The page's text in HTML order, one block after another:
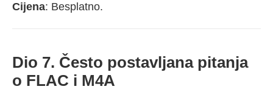
Cijena: Besplatno.
Dio 7. Često postavljana pitanja
o FLAC i M4A